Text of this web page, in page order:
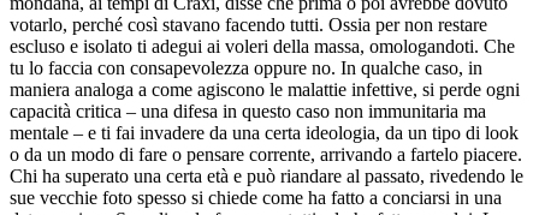
votarlo, perché così stavano facendo tutti. Ossia per non restare
escluso e isolato ti adegui ai voleri della massa, omologandoti. Che
tu lo faccia con consapevolezza oppure no. In qualche caso, in
maniera analoga a come agiscono le malattie infettive, si perde ogni
capacità critica – una difesa in questo caso non immunitaria ma
mentale – e ti fai invadere da una certa ideologia, da un tipo di look
o da un modo di fare o pensare corrente, arrivando a fartelo piacere.
Chi ha superato una certa età e può riandare al passato, rivedendo le
sue vecchie foto spesso si chiede come ha fatto a conciarsi in una